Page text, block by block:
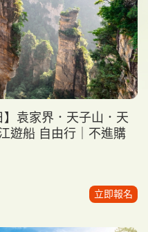
】袁家界．天子山．天
遊船 自由行｜不進購
立即報名